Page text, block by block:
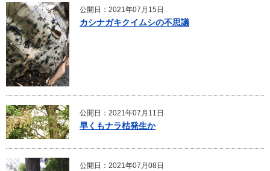
公開日：2021年07月15日
カシナガキクイムシの不思議
公開日：2021年07月11日
早くもナラ枯発生か
公開日：2021年07月08日